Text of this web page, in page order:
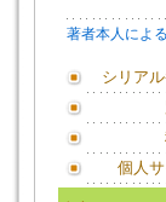
著者本人によ
シリアル
個人サ